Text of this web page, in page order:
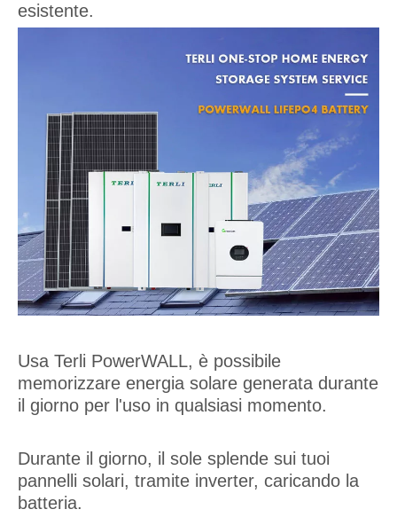
esistente.
Usa Terli PowerWALL, è possibile
memorizzare energia solare generata durante
il giorno per l'uso in qualsiasi momento.
Durante il giorno, il sole splende sui tuoi
pannelli solari, tramite inverter, caricando la
batteria.